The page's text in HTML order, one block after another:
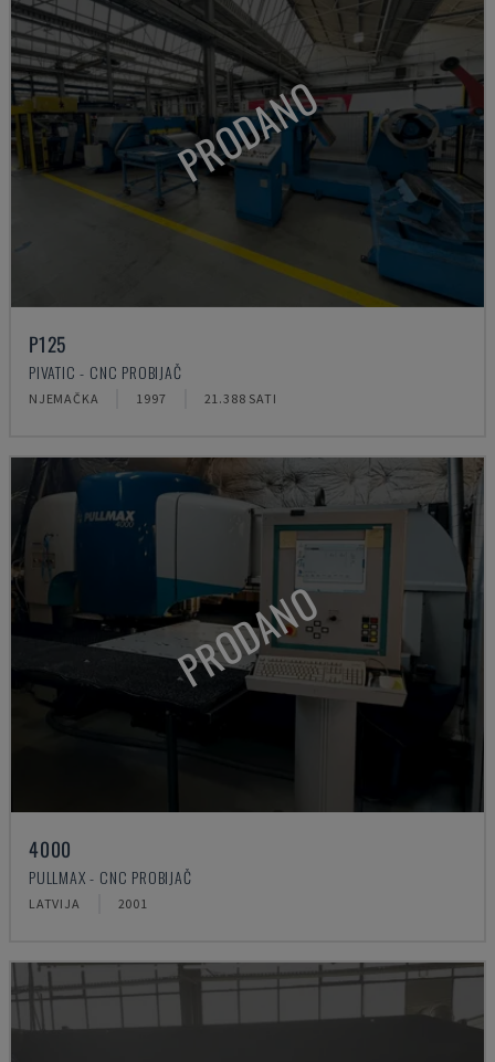
PRODANO
P125
PIVATIC - CNC PROBIJAČ
NJEMAČKA 1997 21.388 SATI
PRODANO
4000
PULLMAX - CNC PROBIJAČ
LATVIJA 2001